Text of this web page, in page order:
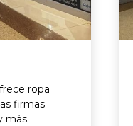
ropa
firmas
más.